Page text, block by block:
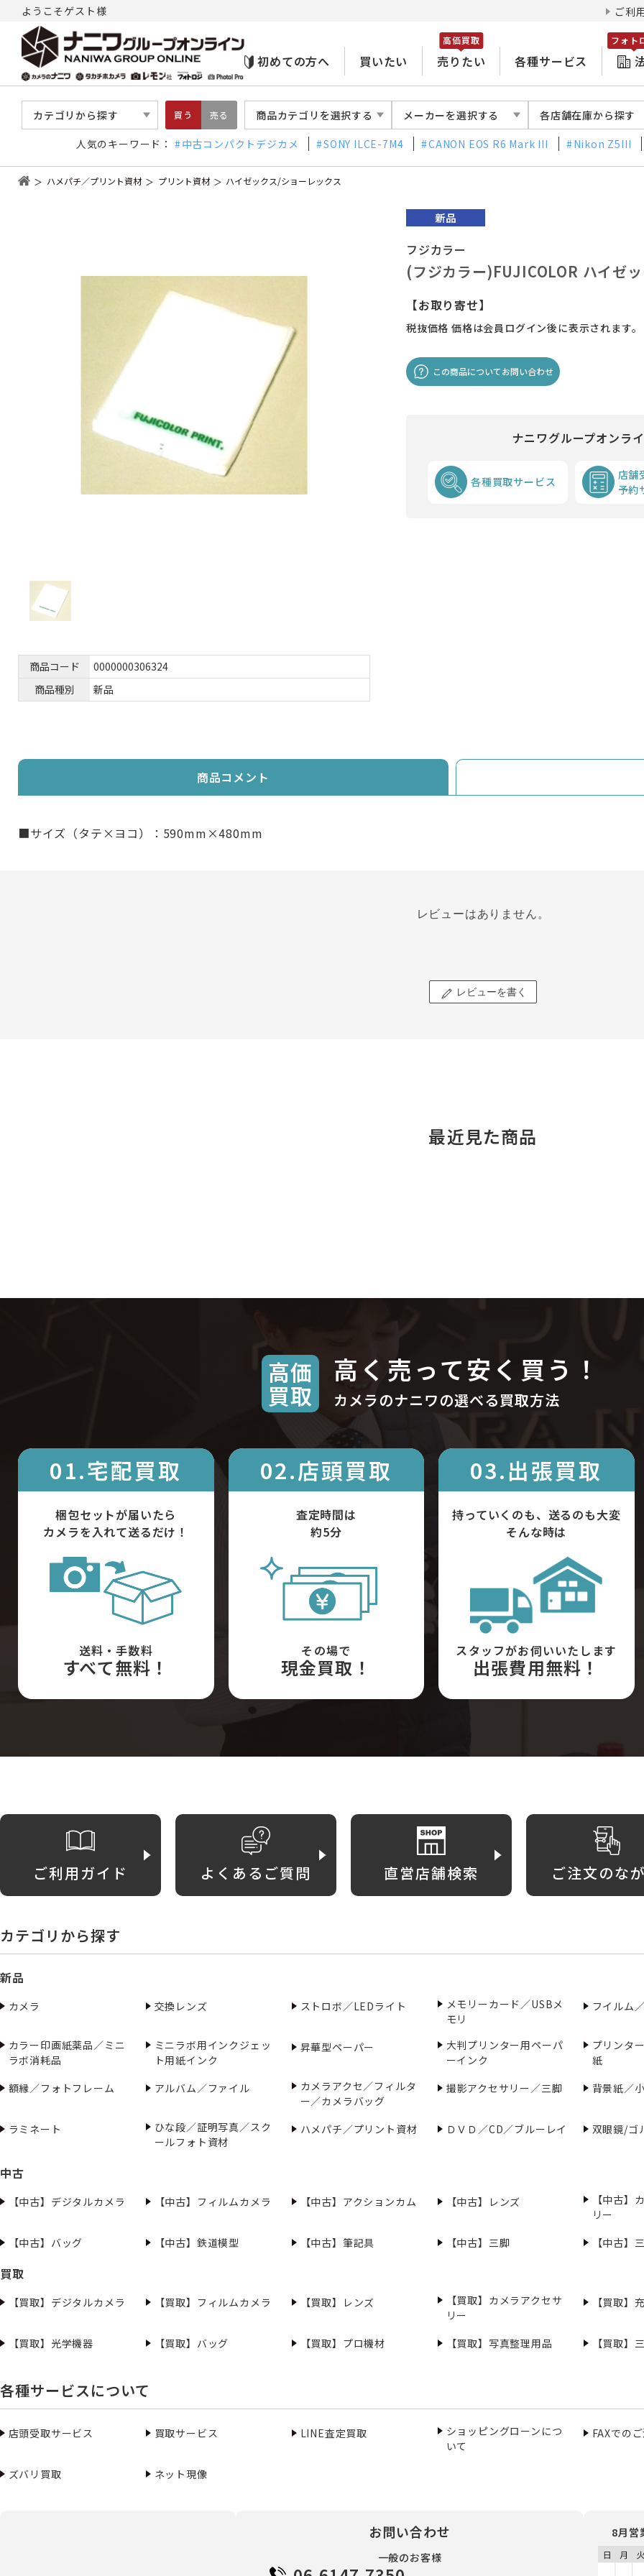
ようこそゲスト様 ご利
初めての方へ 買いたい 売りたい
高価買取
各種サービス
フォト
カテゴリから探す 買う 売る 商品カテゴリを選択する メーカーを選択する 各店舗在庫から探す
人気のキーワード： 中古コンパクトデジカメ SONY ILCE-7M4 CANON EOS R6 Mark III Nikon Z5III
ハメパチ／プリント資材 プリント資材 ハイゼックス/ショーレックス
商品コード
0000000306324
商品種別
新品
フジカラー
(フジカラー)FUJICOLOR ハイゼ
【お取り寄せ】
税抜価格 価格は会員ログイン後に表示されます。
この商品についてお問い合わせ
ナニワグループオンラ
各種買取サービス
店舗
予約
商品コメント
■サイズ（タテ×ヨコ）：590mm×480mm
レビューはありません。
レビューを書く
最近見た商品
高価
買取
高く売って安く買う！
カメラのナニワの選べる買取方法
01.宅配買取
梱包セットが届いたら
カメラを入れて送るだけ！
送料・手数料
すべて無料！
02.店頭買取
査定時間は
約5分
その場で
現金買取！
03.出張買取
持っていくのも、送るのも大変
そんな時は
スタッフがお伺いいたします
出張費用無料！
ご利用ガイド よくあるご質問 直営店舗検索 ご注文のな
カテゴリから探す
新品
カメラ 交換レンズ ストロボ／LEDライト
メモリーカード／USBメ
モリ
フイルム
カラー印画紙薬品／ミニ
ラボ消耗品
ミニラボ用インクジェッ
ト用紙インク
昇華型ペーパー
大判プリンター用ペーパ
ーインク
プリンタ
紙
額縁／フォトフレーム
アルバム／ファイル
カメラアクセ／フィルタ
ー／カメラバッグ
撮影アクセサリー／三脚 背景紙／
ラミネート
ひな段／証明写真／スク
ールフォト資材
ハメパチ／プリント資材 ＤＶＤ／CD／ブルーレイ 双眼鏡/ゴ
中古
【中古】デジタルカメラ 【中古】フィルムカメラ 【中古】アクションカム 【中古】レンズ
【中古】
リー
【中古】バッグ
【中古】鉄道模型 【中古】筆記具 【中古】三脚 【中古】
買取
【買取】デジタルカメラ 【買取】フィルムカメラ 【買取】レンズ
【買取】カメラアクセサ
リー
【買取】
【買取】光学機器 【買取】バッグ 【買取】プロ機材 【買取】写真整理用品 【買取】
各種サービスについて
店頭受取サービス 買取サービス LINE査定買取
ショッピングローンにつ
いて
FAXでの
ズバリ買取 ネット現像
お問い合わせ
一般のお客様
8月営